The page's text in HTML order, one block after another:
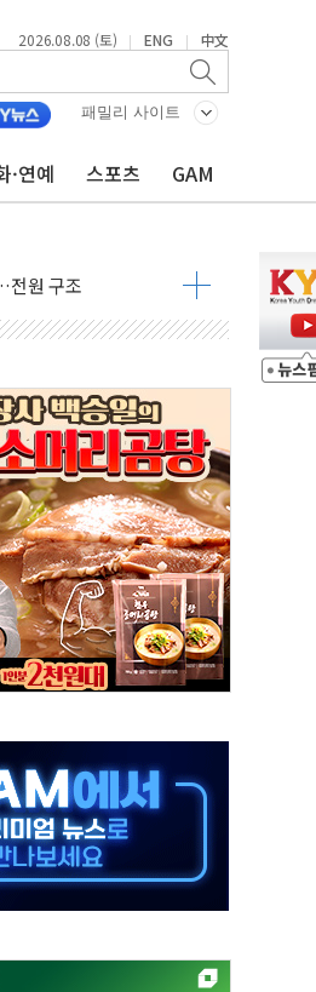
2026.08.08 (토) | ENG | 中文
패밀리 사이트
·연예 스포츠 GAM
신경전 고조
"졸속 국정"
가동
폐
관측
경보 발효
도 38도 넘으면 중단
해소될 듯
는 것"
사각지대' 우려
' 타진
정청래 '격차 확대'
명" 요구